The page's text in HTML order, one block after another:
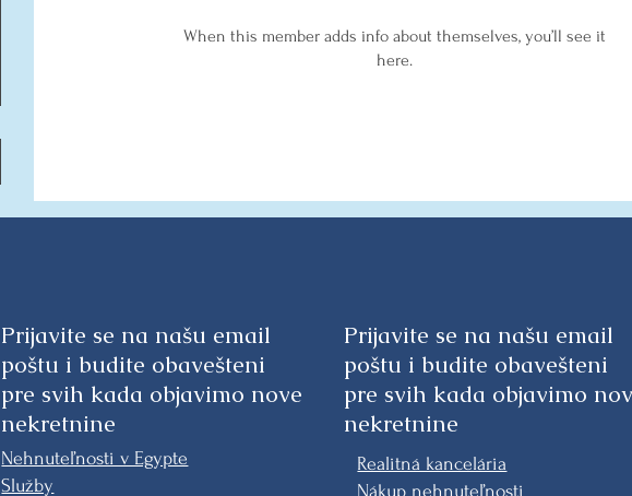
When this member adds info about themselves, you’ll see it
here.
Prijavite se na našu email
poštu i budite obavešteni
pre svih kada objavimo nove
nekretnine
Nehnuteľnosti v Egypte
Služby
Realitná kancelária
Nákup nehnuteľnosti
Prijavite se na našu email
poštu i budite obavešteni
pre svih kada objavimo
nekretnine